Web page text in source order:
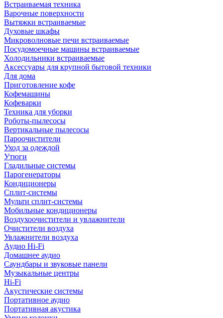
Встраиваемая техника
Варочные поверхности
Вытяжки встраиваемые
Духовые шкафы
Микроволновые печи встраиваемые
Посудомоечные машины встраиваемые
Холодильники встраиваемые
Аксессуары для крупной бытовой техники
Для дома
Приготовление кофе
Кофемашины
Кофеварки
Техника для уборки
Роботы-пылесосы
Вертикальные пылесосы
Пароочистители
Уход за одеждой
Утюги
Гладильные системы
Парогенераторы
Кондиционеры
Сплит-системы
Мульти сплит-системы
Мобильные кондиционеры
Воздухоочистители и увлажнители
Очистители воздуха
Увлажнители воздуха
Аудио Hi-Fi
Домашнее аудио
Саундбары и звуковые панели
Музыкальные центры
Hi-Fi
Акустические системы
Портативное аудио
Портативная акустика